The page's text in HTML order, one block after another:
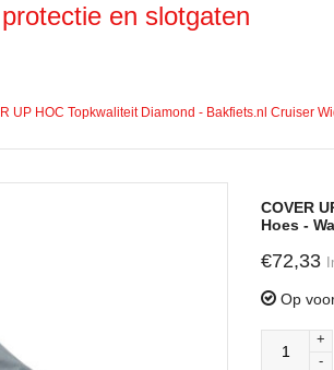
en slotgaten
UP HOC Topkwaliteit Diamond - Bakfiets.nl Cruiser
COVER
Hoes -
€72,33
Op
+
-